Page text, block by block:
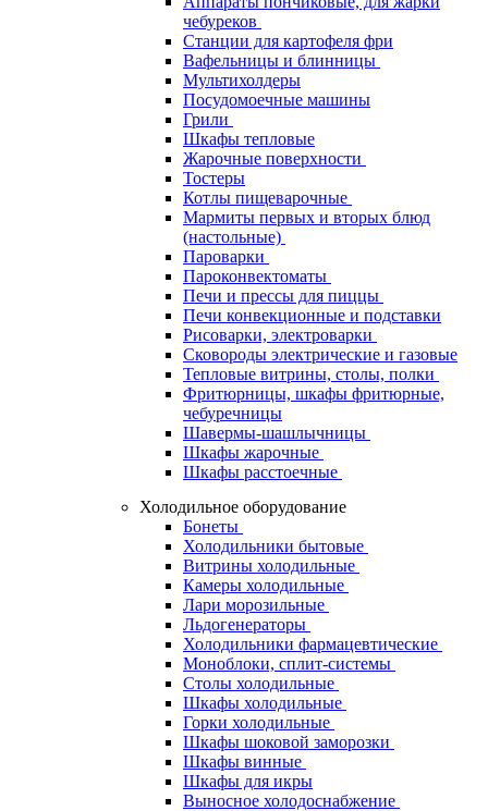
чебуреков
Станции для картофеля фри
Вафельницы и блинницы
Мультихолдеры
Посудомоечные машины
Грили
Шкафы тепловые
Жарочные поверхности
Тостеры
Котлы пищеварочные
Мармиты первых и вторых блюд
(настольные)
Пароварки
Пароконвектоматы
Печи и прессы для пиццы
Печи конвекционные и подставки
Рисоварки, электроварки
Сковороды электрические и газовые
Тепловые витрины, столы, полки
Фритюрницы, шкафы фритюрные,
чебуречницы
Шавермы-шашлычницы
Шкафы жарочные
Шкафы расстоечные
Холодильное оборудование
Бонеты
Холодильники бытовые
Витрины холодильные
Камеры холодильные
Лари морозильные
Льдогенераторы
Холодильники фармацевтические
Моноблоки, сплит-системы
Столы холодильные
Шкафы холодильные
Горки холодильные
Шкафы шоковой заморозки
Шкафы винные
Шкафы для икры
Выносное холодоснабжение